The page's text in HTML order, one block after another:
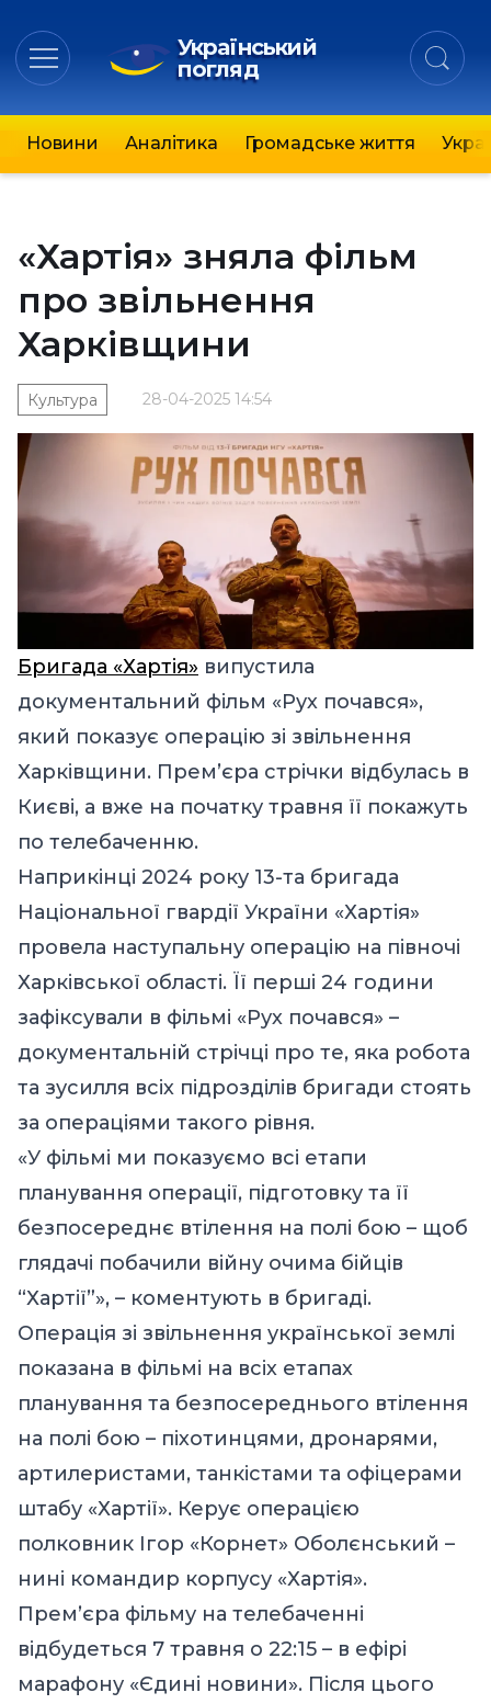
Український
погляд
Новини Аналітика Громадське життя
«Хартія» зняла фільм
про звільнення
Харківщини
28-04-2025 14:54
Культура
Бригада «Хартія» випустила
документальний фільм «Рух почався»,
який показує операцію зі звільнення
Харківщини. Прем’єра стрічки відбулась в
Києві, а вже на початку травня її покажуть
по телебаченню.
Наприкінці 2024 року 13-та бригада
Національної гвардії України «Хартія»
провела наступальну операцію на півночі
Харківської області. Її перші 24 години
зафіксували в фільмі «Рух почався» –
документальній стрічці про те, яка робота
та зусилля всіх підрозділів бригади стоять
за операціями такого рівня.
«У фільмі ми показуємо всі етапи
планування операції, підготовку та її
безпосереднє втілення на полі бою – щоб
глядачі побачили війну очима бійців
“Хартії”», – коментують в бригаді.
Операція зі звільнення української землі
показана в фільмі на всіх етапах
планування та безпосереднього втілення
на полі бою – піхотинцями, дронарями,
артилеристами, танкістами та офіцерами
штабу «Хартії». Керує операцією
полковник Ігор «Корнет» Оболєнський –
нині командир корпусу «Хартія».
Премʼєра фільму на телебаченні
відбудеться 7 травня о 22:15 – в ефірі
марафону «Єдині новини». Після цього